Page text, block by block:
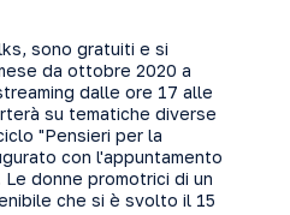
sono gratuiti e si
da ottobre 2020 a
dalle ore 17 alle
su tematiche diverse
"Pensieri per la
con l'appuntamento
donne promotrici di un
che si è svolto il 15